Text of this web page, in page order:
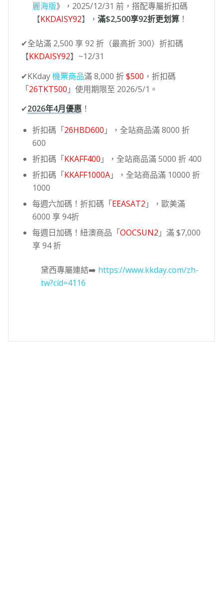
麗海版》，2025/12/31 前，搭配專屬折扣碼
【KKDAISY92】， 滿$2,500享92折更划算！
✔全站滿 2,500 享 92 折（最高折 300）折扣碼
【KKDAISY92】~12/31
✔KKday機票商品滿 8,000 折$500 ，折扣碼
「26TKT500 」使用期限至 2026/5/1。
✔2026年4月優惠！
折扣碼「26HBD600 」，全站商品滿 8000 折
600
折扣碼「KKAFF400 」，全站商品滿 5000 折 400
折扣碼「KKAFF1000A」，全站商品滿 10000 折
1000
每週六加碼！折扣碼「EEASAT2 」，歐美滿
6000 享 94折
每週日加碼！紐澳商品「OOCSUN2 」滿 $7,000
享 94 折
黛西專屬連結➡️ https://www.kkday.com/zh-
tw?cid=4116